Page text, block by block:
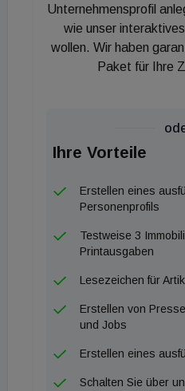
wird die Waterfront durch
Liegeflächen, moderne
Sitzstufen zum Wasser.
entsteht hier ein Ambiente,
einzigartig ist“, erklärt
Wien 3420. SES-CEO
betont zudem die
Erdgeschosszone: „Die
Gastgärten direkt am See
Treffpunkt in der Seestadt
Unternehmensprofil
wie unser
wollen. Wir haben
Paket für Ihre
Ihre Vorteile
Erstellen eines
Personenprofils
Testweise 3
Printausgaben
Lesezeichen für
Erstellen von
und Jobs
Erstellen eines
Schalten Sie über